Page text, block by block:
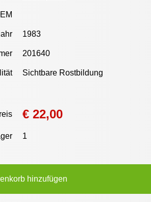
1983
201640
Sichtbare Rostbildung
€ 22,00
1
hinzufügen